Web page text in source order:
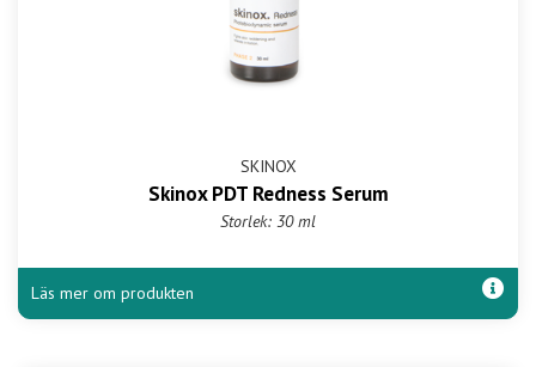
SKINOX
Skinox PDT Redness Serum
Storlek: 30 ml
Läs mer om produkten